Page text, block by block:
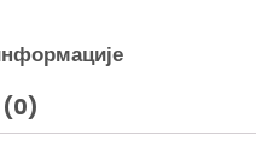
(0)